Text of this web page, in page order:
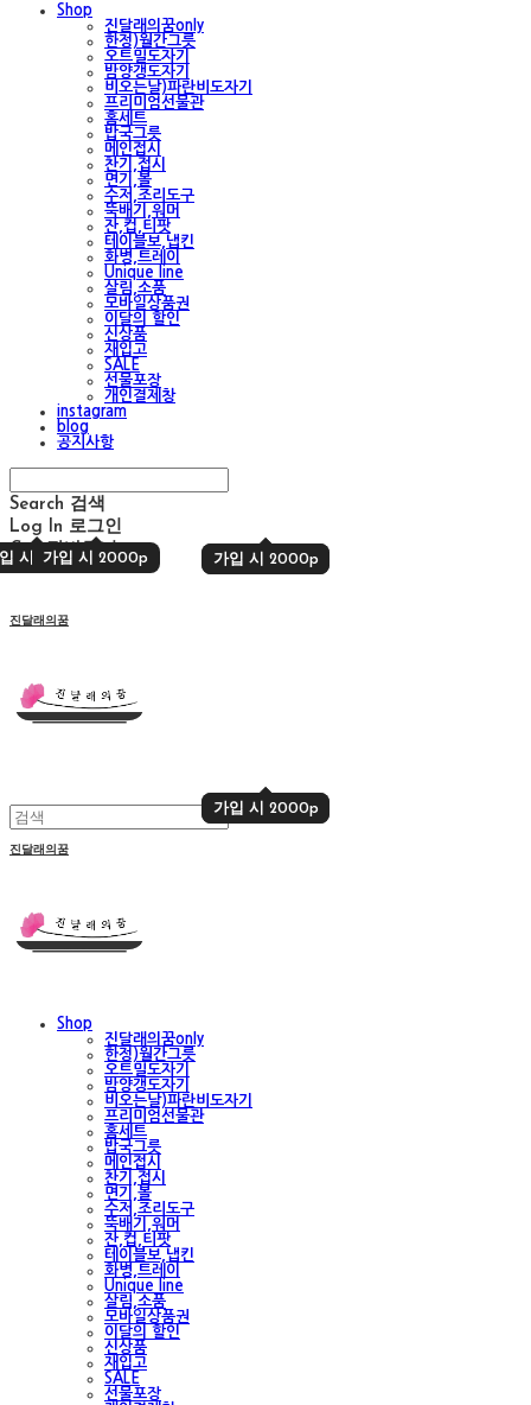
Shop
진달래의꿈only
한정)월간그릇
오트밀도자기
밤양갱도자기
비오는날)파란비도자기
프리미엄선물관
홈세트
밥국그릇
메인접시
찬기,접시
면기,볼
수저,조리도구
뚝배기,워머
잔,컵,티팟
테이블보,냅킨
화병,트레이
Unique line
살림,소품
모바일상품권
이달의 할인
신상품
재입고
SALE
선물포장
개인결제창
instagram
blog
공지사항
Search 검색
Log In
시 2000p
로그인
가입 시 2000p 가입 시 2000p
가입 시 2000p
Cart장바구니
진달래의꿈
가입 시 2000p
가입 시 2000p
진달래의꿈
Shop
진달래의꿈only
한정)월간그릇
오트밀도자기
밤양갱도자기
비오는날)파란비도자기
프리미엄선물관
홈세트
밥국그릇
메인접시
찬기,접시
면기,볼
수저,조리도구
뚝배기,워머
잔,컵,티팟
테이블보,냅킨
화병,트레이
Unique line
살림,소품
모바일상품권
이달의 할인
신상품
재입고
SALE
선물포장